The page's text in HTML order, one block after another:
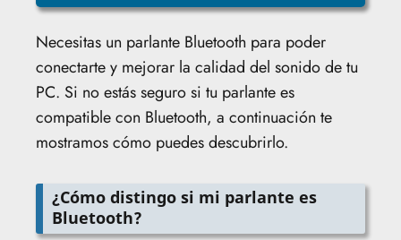
Necesitas un parlante Bluetooth para poder
conectarte y mejorar la calidad del sonido de tu
PC. Si no estás seguro si tu parlante es
compatible con Bluetooth, a continuación te
mostramos cómo puedes descubrirlo.
¿Cómo distingo si mi parlante es
Bluetooth?